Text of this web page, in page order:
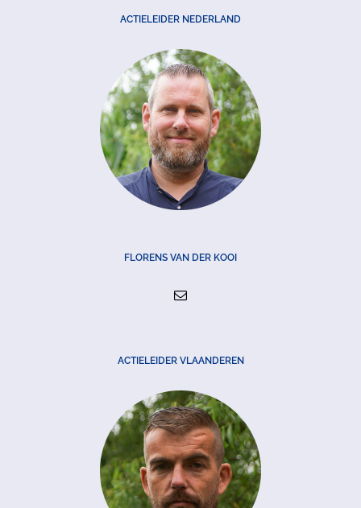
ACTIELEIDER NEDERLAND
FLORENS VAN DER KOOI
ACTIELEIDER VLAANDEREN